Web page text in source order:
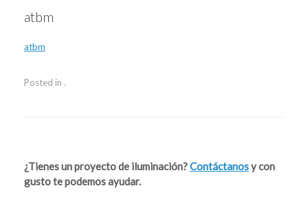
atbm
atbm
Posted in .
¿Tienes un proyecto de iluminación?Contáctanosy con
gusto te podemos ayudar.